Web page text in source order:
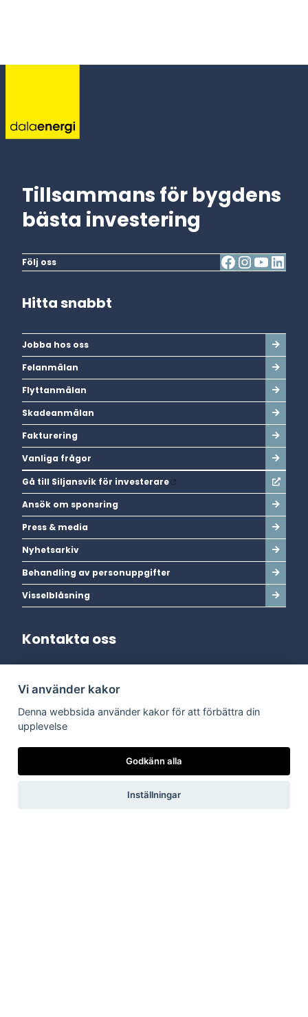
Tillsammans för bygdens
bästa investering
Följ oss
Hitta snabbt
Jobba hos oss
Felanmälan
Flyttanmälan
Skadeanmälan
Fakturering
Vanliga frågor
Gå till Siljansvik för investerare
Ansök om sponsring
Press & media
Nyhetsarkiv
Behandling av personuppgifter
Visselblåsning
Kontakta oss
Adress:
Dala Energi AB
Postadress:Box 254, 793 26 Leksand
Kundservice: 0247-738 00
Epost:info@dalaenergi.se
Chatten är stängd
Vi använder kakor
Denna webbsida använder kakor för att förbättra din
upplevelse
Godkänn alla
Inställningar